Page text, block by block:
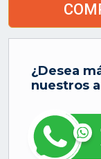
¿Desea
nuestros